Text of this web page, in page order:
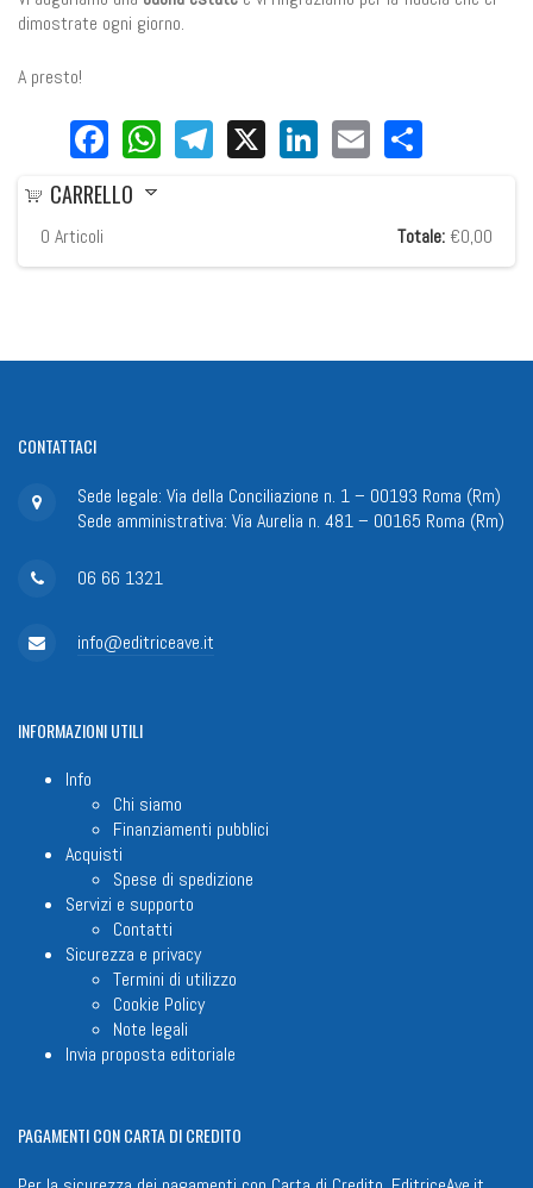
dimostrate ogni giorno.
A presto!
Facebook
WhatsApp
Telegram
X LinkedIn
Email
CARRELLO
0 Articoli Totale: €0,00
CONTATTACI
Sede legale: Via della Conciliazione n. 1 – 00193 Roma (Rm)
Sede amministrativa: Via Aurelia n. 481 – 00165 Roma (Rm)
06 66 1321
info@editriceave.it
INFORMAZIONIUTILI
Info
Chi siamo
Finanziamenti pubblici
Acquisti
Spese di spedizione
Servizi e supporto
Contatti
Sicurezza e privacy
Termini di utilizzo
Cookie Policy
Note legali
Invia proposta editoriale
PAGAMENTICON CARTA DI CREDITO